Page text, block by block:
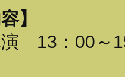
】
演 13：00～